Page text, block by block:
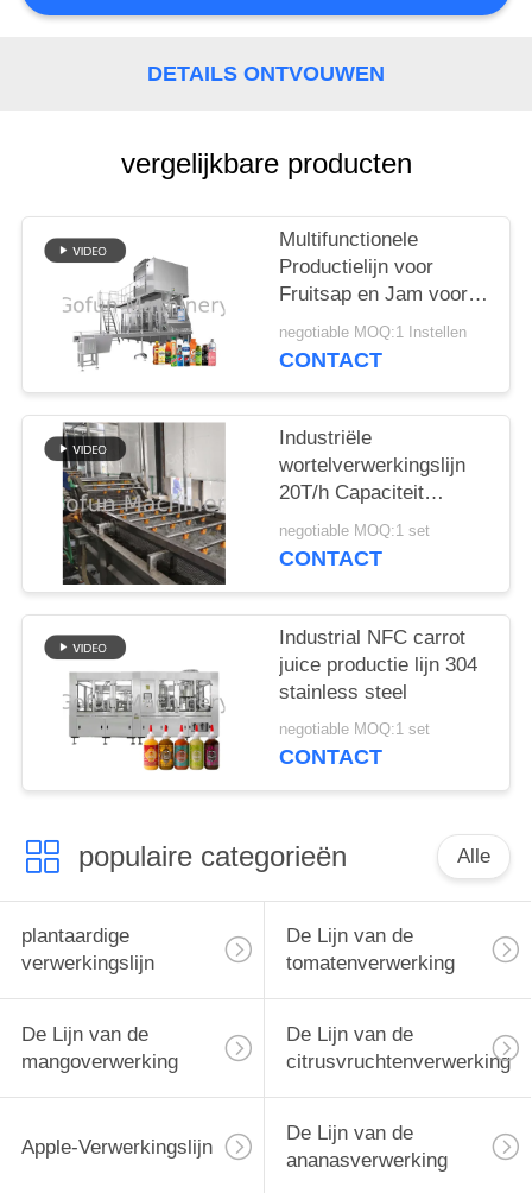
SITEMAP
PRIVACYBELEID
DETAILS ONTVOUWEN
vergelijkbare producten
Multifunctionele
Productielijn voor
Fruitsap en Jam voor
Wortelverwerkingsfabrieken
negotiable MOQ:1 Instellen
CONTACT
Industriële
wortelverwerkingslijn
20T/h Capaciteit
SUS304 roestvrij staal
negotiable MOQ:1 set
CONTACT
Industrial NFC carrot
juice productie lijn 304
stainless steel
negotiable MOQ:1 set
CONTACT
populaire categorieën Alle
plantaardige
verwerkingslijn
De Lijn van de
tomatenverwerking
De Lijn van de
mangoverwerking
De Lijn van de
citrusvruchtenverwerking
Apple-Verwerkingslijn
De Lijn van de
ananasverwerking